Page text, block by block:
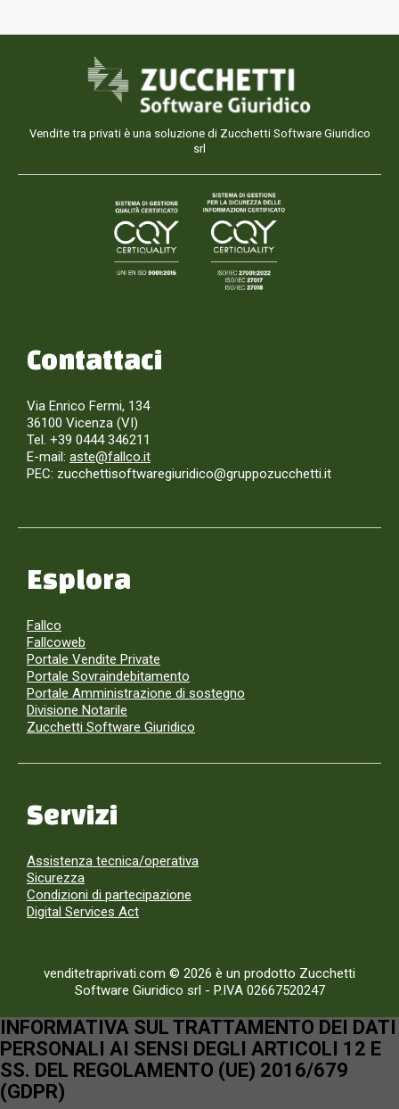
Vendite tra privati è una soluzione di Zucchetti Software Giuridico
srl
Contattaci
Via Enrico Fermi, 134
36100 Vicenza (VI)
Tel. +39 0444 346211
E-mail: aste@fallco.it
PEC: zucchettisoftwaregiuridico@gruppozucchetti.it
Esplora
Fallco
Fallcoweb
Portale Vendite Private
Portale Sovraindebitamento
Portale Amministrazione di sostegno
Divisione Notarile
Zucchetti Software Giuridico
Servizi
Assistenza tecnica/operativa
Sicurezza
Condizioni di partecipazione
Digital Services Act
venditetraprivati.com © 2026 è un prodotto Zucchetti
Software Giuridico srl - P.IVA 02667520247
INFORMATIVA SUL TRATTAMENTO DEI DATI
PERSONALI AI SENSI DEGLI ARTICOLI 12 E
SS. DEL REGOLAMENTO (UE) 2016/679
(GDPR)